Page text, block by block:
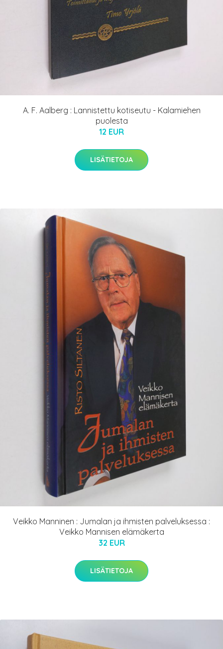
A. F. Aalberg : Lannistettu kotiseutu - Kalamiehen
puolesta
12 EUR
LISÄTIETOJA
Veikko Manninen : Jumalan ja ihmisten palveluksessa :
Veikko Mannisen elämäkerta
32 EUR
LISÄTIETOJA